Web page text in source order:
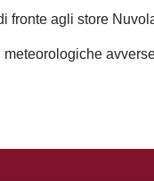
fronte agli store